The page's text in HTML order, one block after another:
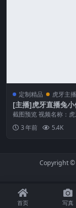
定制精品 虎牙主播
[主播]虎牙直播兔小
定制钞票枪舞蹈合
3G]
截图预览 视频名称：
小仙 小橙子定制钞票枪
视频大小：26V/...
3 年前 5.4K
Copyright ©
首页 写真